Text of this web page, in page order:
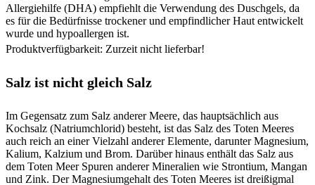
Allergiehilfe (DHA) empfiehlt die Verwendung des Duschgels, da
es für die Bedürfnisse trockener und empfindlicher Haut entwickelt
wurde und hypoallergen ist.
Produktverfügbarkeit: Zurzeit nicht lieferbar!
Salz ist nicht gleich Salz
Im Gegensatz zum Salz anderer Meere, das hauptsächlich aus
Kochsalz (Natriumchlorid) besteht, ist das Salz des Toten Meeres
auch reich an einer Vielzahl anderer Elemente, darunter Magnesium,
Kalium, Kalzium und Brom. Darüber hinaus enthält das Salz aus
dem Toten Meer Spuren anderer Mineralien wie Strontium, Mangan
und Zink. Der Magnesiumgehalt des Toten Meeres ist dreißigmal